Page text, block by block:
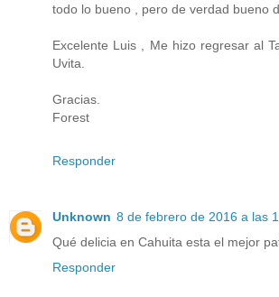
todo lo bueno , pero de verdad bueno
Excelente Luis , Me hizo regresar al
Uvita.
Gracias.
Forest
Responder
Unknown 8 de febrero de 2016 a las
Qué delicia en Cahuita esta el mejor
Responder